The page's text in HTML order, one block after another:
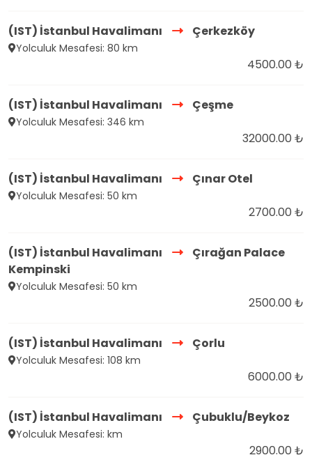
(IST) İstanbul Havalimanı Çerkezköy
Yolculuk Mesafesi: 80 km
4500.00 ₺
(IST) İstanbul Havalimanı Çeşme
Yolculuk Mesafesi: 346 km
32000.00 ₺
(IST) İstanbul Havalimanı Çınar Otel
Yolculuk Mesafesi: 50 km
2700.00 ₺
(IST) İstanbul Havalimanı
Çırağan Palace
Kempinski
Yolculuk Mesafesi: 50 km
2500.00 ₺
(IST) İstanbul Havalimanı Çorlu
Yolculuk Mesafesi: 108 km
6000.00 ₺
(IST) İstanbul Havalimanı Çubuklu/Beykoz
Yolculuk Mesafesi: km
2900.00 ₺